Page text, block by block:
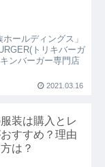
ールディングス」
トリキバーガ
ンバーガー専門店
2021.03.16
装は購入とレ
すすめ？理由
は？